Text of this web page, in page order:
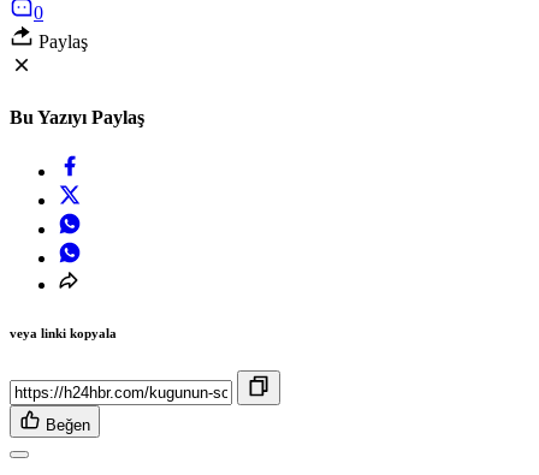
0
Paylaş
Bu Yazıyı Paylaş
veya linki kopyala
Beğen